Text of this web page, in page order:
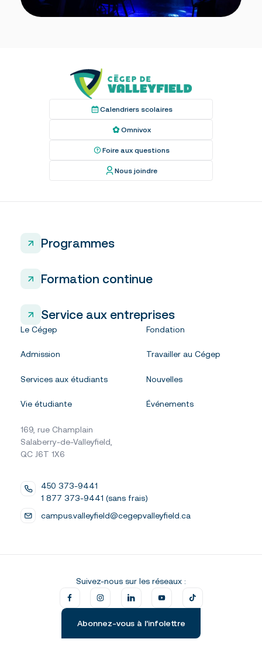
Calendriers scolaires
Omnivox
Foire aux questions
Nous joindre
Programmes
Formation continue
Service aux entreprises
Le Cégep
Admission
Services aux étudiants
Vie étudiante
Fondation
Travailler au Cégep
Nouvelles
Événements
169, rue Champlain
Salaberry-de-Valleyfield,
QC J6T 1X6
450 373-9441
1 877 373-9441 (sans frais)
campus.valleyfield@cegepvalleyfield.ca
Suivez-nous sur les réseaux :
Abonnez-vous à l’infolettre